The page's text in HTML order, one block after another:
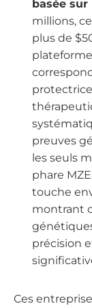
basée
millions,
plus de
preuves
les seuls
phare
touche
montrant
précision
Ces